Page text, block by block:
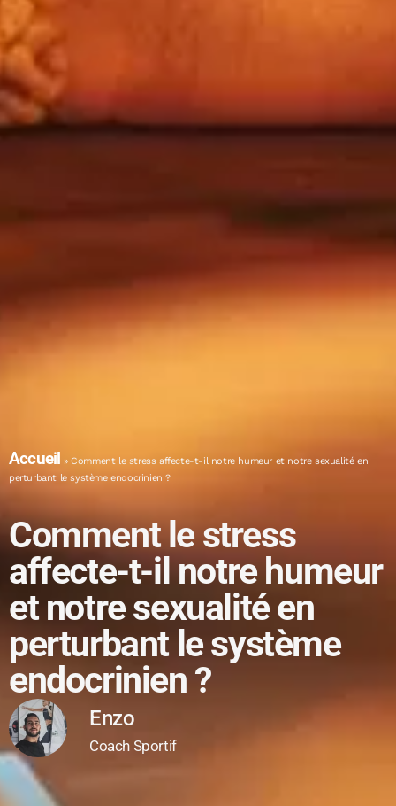
Accueil »Comment le stress affecte-t-il notre humeur et notre sexualité en
perturbant le système endocrinien ?
Comment le stress
affecte-t-il notre humeur
et notre sexualité en
perturbant le système
endocrinien ?
Enzo
Coach Sportif